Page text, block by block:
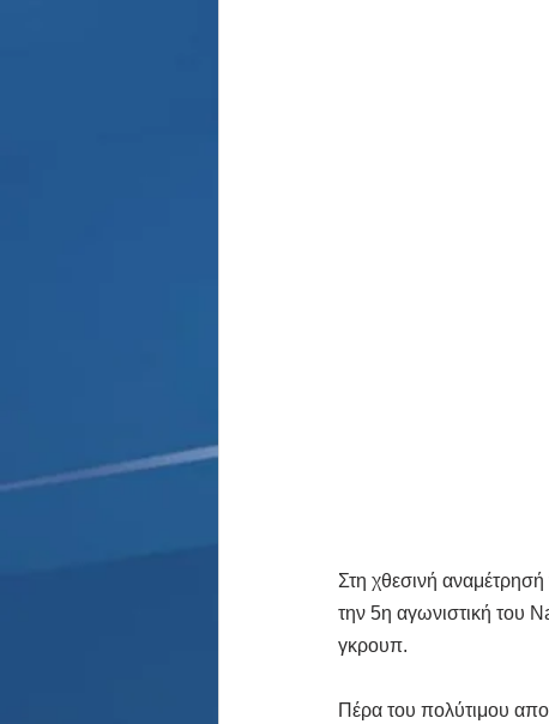
Στη χθεσινή
την 5η αγωνιστική του
γκρουπ.
Πέρα του πολύτιμου